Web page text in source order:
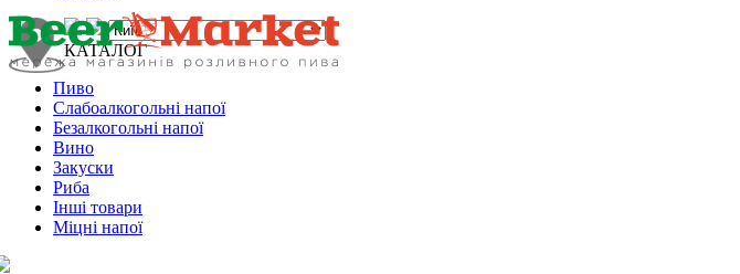
КАТАЛОГ
Пиво
Слабоалкогольні напої
Безалкогольні напої
Вино
Закуски
Риба
Інші товари
Міцні напої